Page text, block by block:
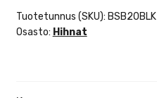
kitarahihna
musta
Tuotetunnus (SKU): BSB20BLK
Osasto: Hihnat